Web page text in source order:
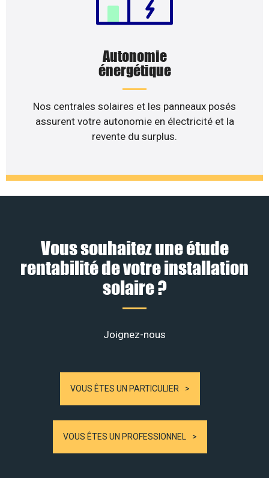
Autonomie
énergétique
Nos centrales solaires et les panneaux posés
assurent votre autonomie en électricité et la
revente du surplus.
Vous souhaitez une étude
rentabilité de votre installation
solaire ?
Joignez-nous
VOUS ÊTES UN PARTICULIER
VOUS ÊTES UN PROFESSIONNEL